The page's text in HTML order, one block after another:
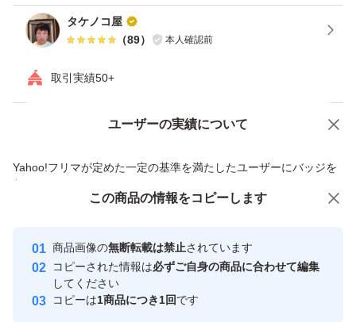
ジップロップにいれストローで空気を抜いて冷凍保存すれ
ばカナリ保ちます。
今日、早朝に収穫予定です。
その日に収穫したものしか発送してません
よろしくお願いします
タケノコ屋
（89） 本人確認前
取引実績50+
ユーザーの実績について
Yahoo!フリマが定めた一定の基準を満たしたユーザーにバッジを
付与しています
安心取引出品者
心・安全なユーザーです
取引実績
価格の相談 商品への質問
この商品の情報をコピーします
商品画像の無断転載は禁止されています
コピーされた情報は必ずご自身の商品に合わせて編集
してください
コピーは1商品につき1回です
この商品をみている人にオススメ